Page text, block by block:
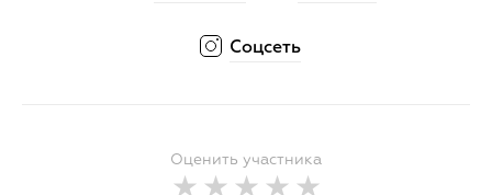
Оценить участника
Соцсеть